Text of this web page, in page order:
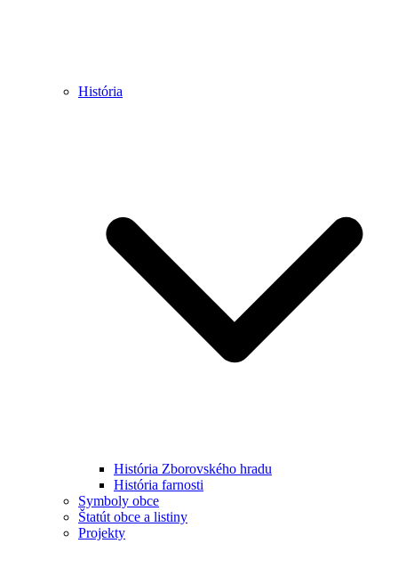
História
História Zborovského hradu
História farnosti
Symboly obce
Štatút obce a listiny
Projekty